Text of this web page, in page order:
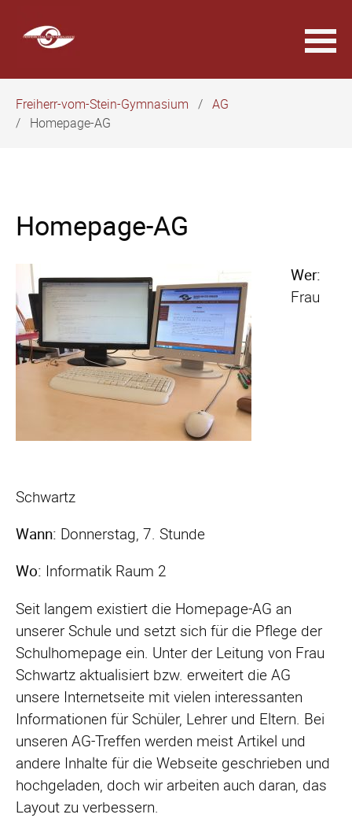
überspringen
Freiherr-vom-Stein-Gymnasium
AG
Homepage-AG
Homepage-AG
Wer:
Frau
Schwartz
Wann: Donnerstag, 7. Stunde
Wo: Informatik Raum 2
Seit langem existiert die Homepage-AG an
unserer Schule und setzt sich für die Pflege der
Schulhomepage ein. Unter der Leitung von Frau
Schwartz aktualisiert bzw. erweitert die AG
unsere Internetseite mit vielen interessanten
Informationen für Schüler, Lehrer und Eltern. Bei
unseren AG-Treffen werden meist Artikel und
andere Inhalte für die Webseite geschrieben und
hochgeladen, doch wir arbeiten auch daran, das
Layout zu verbessern.